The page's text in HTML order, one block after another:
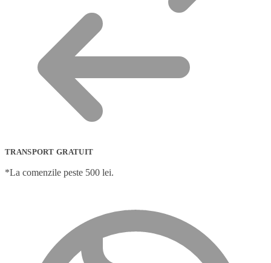
TRANSPORT GRATUIT
*La comenzile peste 500 lei.